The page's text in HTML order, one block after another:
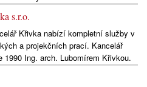
s.r.o.
Křivka nabízí kompletní služby v
a projekčních prací. Kancelář
1990 Ing. arch. Lubomírem Křivkou.